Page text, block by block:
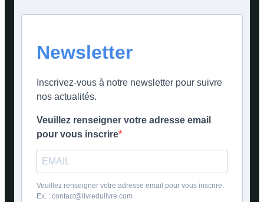
Newsletter
Inscrivez-vous à notre newsletter pour suivre
nos actualités.
Veuillez renseigner votre adresse email
pour vous inscrire
Veuillez renseigner votre adresse email pour vous inscrire.
Ex. : contact@livredulivre.com